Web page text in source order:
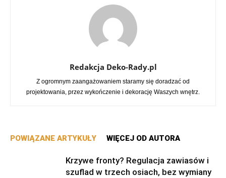
Redakcja Deko-Rady.pl
Z ogromnym zaangażowaniem staramy się doradzać od
projektowania, przez wykończenie i dekorację Waszych wnętrz.
POWIĄZANE ARTYKUŁY WIĘCEJ OD AUTORA
Krzywe fronty? Regulacja zawiasów i
szuflad w trzech osiach, bez wymiany